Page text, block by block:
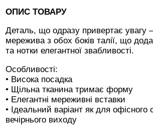
ОПИС ТОВАРУ
Деталь, що одразу привертає увагу
мережива з обох боків талії, що
та нотки елегантної звабливості.
Особливості:
• Висока посадка
• Щільна тканина тримає форму
• Елегантні мереживні вставки
• Ідеальний варіант як для офісного
вечірнього виходу